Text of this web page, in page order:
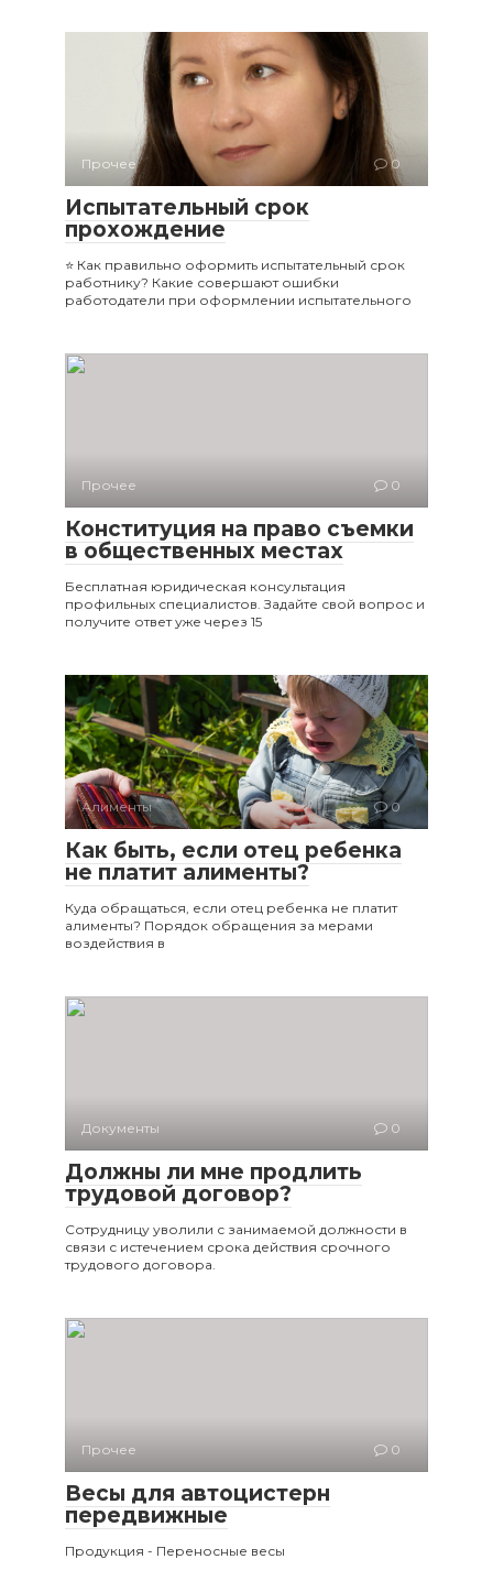
Прочее 0
Испытательный срок
прохождение
⭐ Как правильно оформить испытательный срок
работнику? Какие совершают ошибки
работодатели при оформлении испытательного
Прочее 0
Конституция на право съемки
в общественных местах
Бесплатная юридическая консультация
профильных специалистов. Задайте свой вопрос и
получите ответ уже через 15
Алименты 0
Как быть, если отец ребенка
не платит алименты?
Куда обращаться, если отец ребенка не платит
алименты? Порядок обращения за мерами
воздействия в
Документы 0
Должны ли мне продлить
трудовой договор?
Сотрудницу уволили с занимаемой должности в
связи с истечением срока действия срочного
трудового договора.
Прочее 0
Весы для автоцистерн
передвижные
Продукция - Переносные весы